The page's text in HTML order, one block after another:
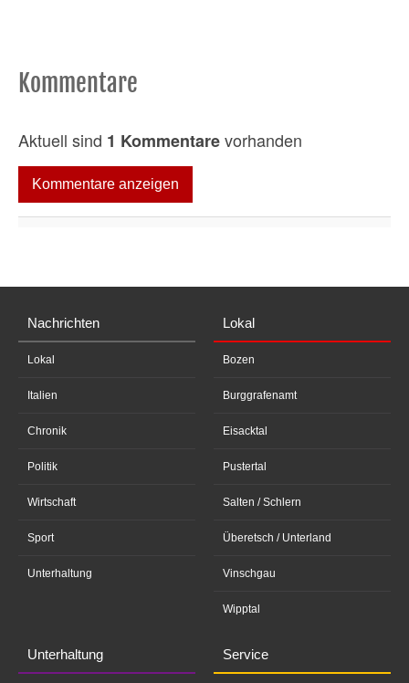
Kommentare
Aktuell sind 1 Kommentarevorhanden
Kommentare anzeigen
Nachrichten
Lokal
Italien
Chronik
Politik
Wirtschaft
Sport
Unterhaltung
Lokal
Bozen
Burggrafenamt
Eisacktal
Pustertal
Salten / Schlern
Überetsch / Unterland
Vinschgau
Wipptal
Unterhaltung Service